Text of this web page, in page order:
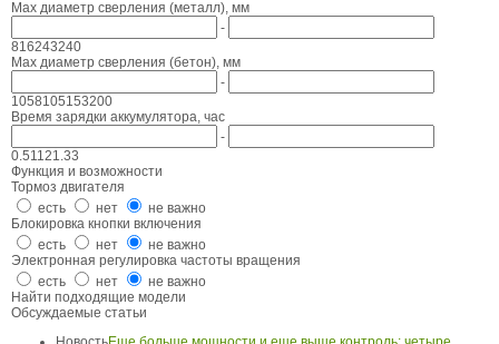
Max диаметр сверления (металл), мм
-
816243240
Max диаметр сверления (бетон), мм
-
1058105153200
Время зарядки аккумулятора, час
-
0.51121.33
Функция и возможности
Тормоз двигателя
есть
нет
не важно
Блокировка кнопки включения
есть
нет
не важно
Электронная регулировка частоты вращения
есть
нет
не важно
Найти подходящие модели
Обсуждаемые статьи